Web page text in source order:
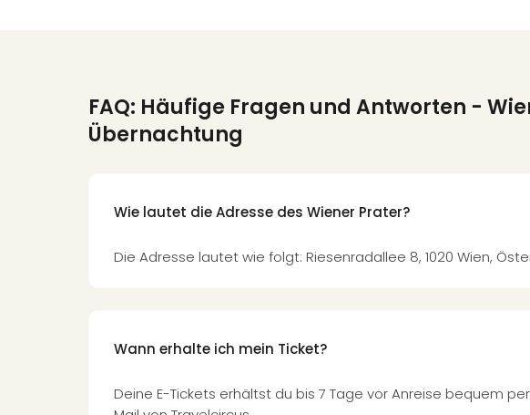
FAQ: Häufige Fragen und Antworten -
Übernachtung
Wie lautet die Adresse des Wiener Prater?
Die Adresse lautet wie folgt: Riesenradallee 8, 1020 Wien,
Wann erhalte ich mein Ticket?
Deine E-Tickets erhältst du bis 7 Tage vor Anreise bequem